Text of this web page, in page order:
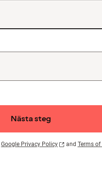
Nästa steg
Google Privacy Policy and Terms of